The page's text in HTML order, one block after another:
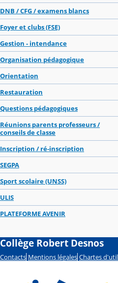
DNB / CFG / examens blancs
Foyer et clubs (FSE)
Gestion - intendance
Organisation pédagogique
Orientation
Restauration
Questions pédagogiques
Réunions parents professeurs /
conseils de classe
Inscription / ré-inscription
SEGPA
Sport scolaire (UNSS)
ULIS
PLATEFORME AVENIR
Collège Robert Desnos
Contacts Mentions légales Chartes